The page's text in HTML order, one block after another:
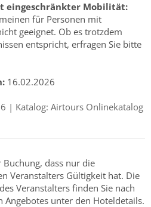
eingeschränkter Mobilität:
für Personen mit
geeignet. Ob es trotzdem
entspricht, erfragen Sie bitte
16.02.2026
| Katalog: Airtours Onlinekatalog
Buchung, dass nur die
Veranstalters Gültigkeit hat. Die
Veranstalters finden Sie nach
Angebotes unter den Hoteldetails.